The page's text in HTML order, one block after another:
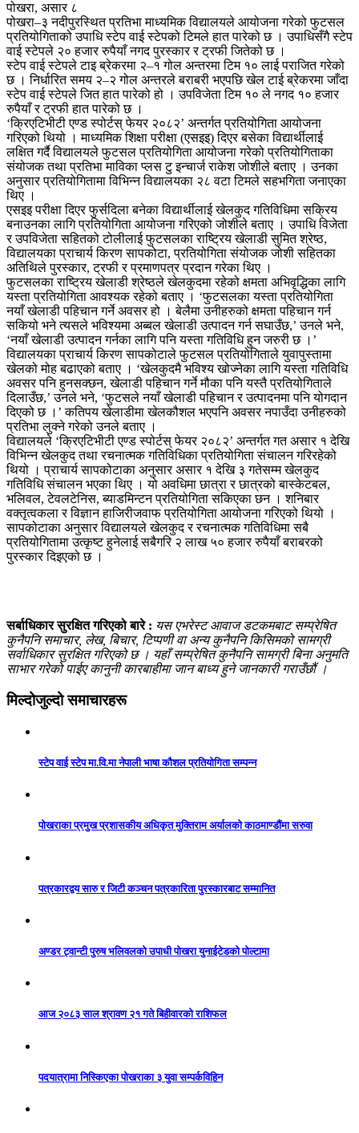
पोखरा, असार ८
पोखरा–३ नदीपुरस्थित प्रतिभा माध्यमिक विद्यालयले आयोजना गरेको फुटसल
प्रतियोगिताको उपाधि स्टेप वाई स्टेपको टिमले हात पारेको छ । उपाधिसँगै स्टेप
वाई स्टेपले २० हजार रुपैयाँ नगद पुरस्कार र ट्रफी जितेको छ ।
स्टेप वाई स्टेपले टाइ ब्रेकरमा २–१ गोल अन्तरमा टिम १० लाई पराजित गरेको
छ । निर्धारित समय २–२ गोल अन्तरले बराबरी भएपछि खेल टाई ब्रेकरमा जाँदा
स्टेप वाई स्टेपले जित हात पारेको हो । उपविजेता टिम १० ले नगद १० हजार
रुपैयाँ र ट्रफी हात पारेको छ ।
‘क्रिएटिभीटी एण्ड स्पोर्टस् फेयर २०८२’ अन्तर्गत प्रतियोगिता आयोजना
गरिएको थियो । माध्यमिक शिक्षा परीक्षा (एसइइ) दिएर बसेका विद्यार्थीलाई
लक्षित गर्दै विद्यालयले फुटसल प्रतियोगिता आयोजना गरेको प्रतियोगिताका
संयोजक तथा प्रतिभा माविका प्लस टु इन्चार्ज राकेश जोशीले बताए । उनका
अनुसार प्रतियोगितामा विभिन्न विद्यालयका २८ वटा टिमले सहभगिता जनाएका
थिए ।
एसइइ परीक्षा दिएर फुर्सदिला बनेका विद्यार्थीलाई खेलकुद गतिविधिमा सक्रिय
बनाउनका लागि प्रतियोगिता आयोजना गरिएको जोशीले बताए । उपाधि विजेता
र उपविजेता सहितको टोलीलाई फुटसलका राष्ट्रिय खेलाडी सुमित श्रेष्ठ,
विद्यालयका प्राचार्य किरण सापकोटा, प्रतियोगिता संयोजक जोशी सहितका
अतिथिले पुरस्कार, ट्रफी र प्रमाणपत्र प्रदान गरेका थिए ।
फुटसलका राष्ट्रिय खेलाडी श्रेष्ठले खेलकुदमा रहेको क्षमता अभिवृद्धिका लागि
यस्ता प्रतियोगिता आवश्यक रहेको बताए । ‘फुटसलका यस्ता प्रतियोगिता
नयाँ खेलाडी पहिचान गर्ने अवसर हो । बेलैमा उनीहरुको क्षमता पहिचान गर्न
सकियो भने त्यसले भविश्यमा अब्बल खेलाडी उत्पादन गर्न सघाउँछ,’ उनले भने,
‘नयाँ खेलाडी उत्पादन गर्नका लागि पनि यस्ता गतिविधि हुन जरुरी छ ।’
विद्यालयका प्राचार्य किरण सापकोटाले फुटसल प्रतियोगिताले युवापुस्तामा
खेलको मोह बढाएको बताए । ‘खेलकुदमै भविश्य खोज्नेका लागि यस्ता गतिविधि
अवसर पनि हुनसक्छन, खेलाडी पहिचान गर्ने मौका पनि यस्तै प्रतियोगिताले
दिलाउँछ,’ उनले भने, ‘फुटसले नयाँ खेलाडी पहिचान र उत्पादनमा पनि योगदान
दिएको छ ।’ कतिपय खेलाडीमा खेलकौशल भएपनि अवसर नपाउँदा उनीहरुको
प्रतिभा लुक्ने गरेको उनले बताए ।
विद्यालयले ‘क्रिएटिभीटी एण्ड स्पोर्टस् फेयर २०८२’ अन्तर्गत गत असार १ देखि
विभिन्न खेलकुद तथा रचनात्मक गतिविधिका प्रतियोगिता संचालन गरिरहेको
थियो । प्राचार्य सापकोटाका अनुसार असार १ देखि ३ गतेसम्म खेलकुद
गतिविधि संचालन भएका थिए । यो अवधिमा छात्रा र छात्रको बास्केटबल,
भलिवल, टेवलटेनिस, ब्याडमिन्टन प्रतियोगिता सकिएका छन । शनिबार
वक्तृत्वकला र विज्ञान हाजिरीजवाफ प्रतियोगिता आयोजना गरिएको थियो ।
सापकोटाका अनुसार विद्यालयले खेलकुद र रचनात्मक गतिविधिमा सबै
प्रतियोगितामा उत्कृष्ट हुनेलाई सबैगरि २ लाख ५० हजार रुपैयाँ बराबरको
पुरस्कार दिइएको छ ।
सर्बाधिकार सुरक्षित गरिएको बारे : यस एभरेस्ट आवाज डटकमबाट सम्प्रेषित
कुनैपनि समाचार, लेख, बिचार, टिप्पणी वा अन्य कुनैपनि किसिमको सामग्री
सर्वाधिकार सुरक्षित गरिएको छ । यहाँ सम्प्रेषित कुनैपनि सामग्री बिना अनुमति
साभार गरेको पाईए कानुनी कारबाहीमा जान बाध्य हुने जानकारी गराउँछौं ।
मिल्दोजुल्दो समाचारहरू
स्टेप वाई स्टेप मा.वि.मा नेपाली भाषा कौशल प्रतियोगिता सम्पन्न
पोखराका प्रमुख प्रशासकीय अधिकृत मुक्तिराम अर्यालको काठमाण्डौंमा सरुवा
पत्रकारद्वय सारु र जिटी कञ्चन पत्रकारिता पुरस्कारबाट सम्मानित
अण्डर ट्वान्टी पुरुष भलिवलको उपाधी पोखरा युनाईटेडको पोल्टामा
आज २०८३ साल श्रावण २१ गते बिहीवारको राशिफल
पदयात्रामा निस्किएका पोखराका ३ युवा सम्पर्कविहिन